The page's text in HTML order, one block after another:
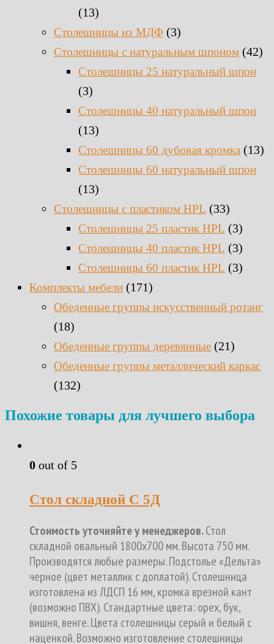
(13)
Столешницы из МДФ (3)
Столешницы с натуральным шпоном (42)
Столешницы 25 натуральный шпон
(3)
Столешницы 40 натуральный шпон
(13)
Столешницы 60 дубовая кромка (13)
Столешницы 60 натуральный шпон
(13)
Столешницы c пластиком HPL (33)
Столешницы 25 пластик HPL (3)
Столешницы 40 пластик HPL (3)
Столешницы 60 пластик HPL (3)
Комплекты мебели (171)
Обеденные группы искусственный ротанг
(18)
Обеденные группы деревянные (21)
Обеденные группы металлический каркас
(132)
Похожие товары для лучшего выбора
0 out of 5
Стол складной С 5Д
Стоимость уточняйте у менеджеров.Стол
складной овальный 1800х700 мм. Высота 750 мм.
Производятся любые размеры. Подстолье «Дельта»
черное (цвет металлик с доплатой). Столешница
изготовлена из ЛДСП 16 мм, кромка врезной кант
(возможно ПВХ). Стандартные цвета: орех, бук,
вишня, венге. Цвета столешницы серый и белый с
наценкой. Возможно изготовление столешницы